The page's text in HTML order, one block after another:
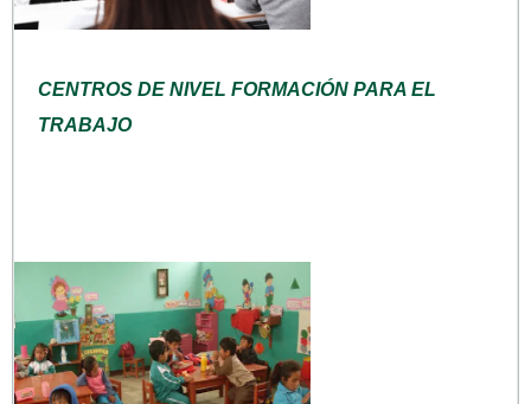
CENTROS DE NIVEL FORMACIÓN PARA EL
TRABAJO